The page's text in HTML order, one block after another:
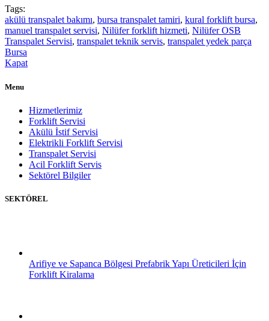
Tags:
akülü transpalet bakımı, bursa transpalet tamiri, kural forklift bursa,
manuel transpalet servisi, Nilüfer forklift hizmeti, Nilüfer OSB
Transpalet Servisi, transpalet teknik servis, transpalet yedek parça
Bursa
Kapat
Menu
Hizmetlerimiz
Forklift Servisi
Akülü İstif Servisi
Elektrikli Forklift Servisi
Transpalet Servisi
Acil Forklift Servis
Sektörel Bilgiler
SEKTÖREL
Arifiye ve Sapanca Bölgesi Prefabrik Yapı Üreticileri İçin
Forklift Kiralama